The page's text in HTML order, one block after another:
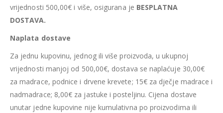
vrijednosti 500,00€ i više, osigurana je BESPLATNA
DOSTAVA.
Naplata dostave
Za jednu kupovinu, jednog ili više proizvoda, u ukupnoj
vrijednosti manjoj od 500,00€, dostava se naplaćuje 30,00€
za madrace, podnice i drvene krevete; 15€ za dječje madrace i
nadmadrace; 8,00€ za jastuke i posteljinu. Cijena dostave
unutar jedne kupovine nije kumulativna po proizvodima ili